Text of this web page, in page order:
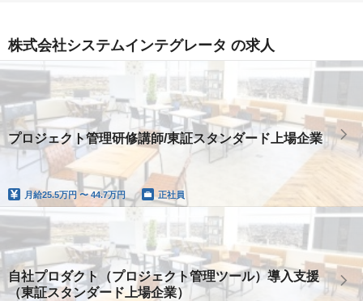
株式会社システムインテグレータ の求人
プロジェクト管理研修講師/東証スタンダード上場企業
月給25.5万円 〜 44.7万円 正社員
自社プロダクト（プロジェクト管理ツール）導入支援
（東証スタンダード上場企業）